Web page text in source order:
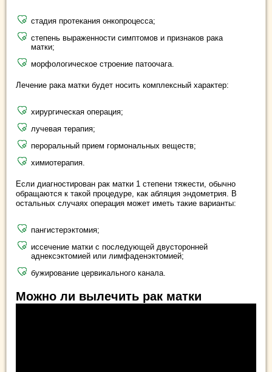
стадия протекания онкопроцесса;
степень выраженности симптомов и признаков рака
матки;
морфологическое строение патоочага.
Лечение рака матки будет носить комплексный характер:
хирургическая операция;
лучевая терапия;
пероральный прием гормональных веществ;
химиотерапия.
Если диагностирован рак матки 1 степени тяжести, обычно
обращаются к такой процедуре, как абляция эндометрия. В
остальных случаях операция может иметь такие варианты:
пангистерэктомия;
иссечение матки с последующей двусторонней
аднексэктомией или лимфаденэктомией;
бужирование цервикального канала.
Можно ли вылечить рак матки